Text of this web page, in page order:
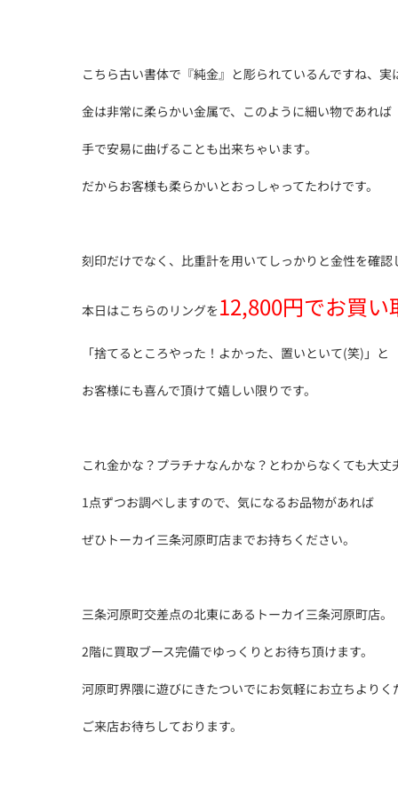
こちら古い書体で『純金』と彫られているんですね、実
金は非常に柔らかい金属で、このように細い物であれば
手で安易に曲げることも出来ちゃいます。
だからお客様も柔らかいとおっしゃってたわけです。
刻印だけでなく、比重計を用いてしっかりと金性を確認
本日はこちらのリングを12,800円でお買い
「捨てるところやった！よかった、置いといて(笑)」と
お客様にも喜んで頂けて嬉しい限りです。
これ金かな？プラチナなんかな？とわからなくても大丈
1点ずつお調べしますので、気になるお品物があれば
ぜひトーカイ三条河原町店までお持ちください。
三条河原町交差点の北東にあるトーカイ三条河原町店。
2階に買取ブース完備でゆっくりとお待ち頂けます。
河原町界隈に遊びにきたついでにお気軽にお立ちよりく
ご来店お待ちしております。